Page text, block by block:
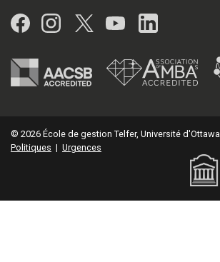
Facebook
Instagram
Twitter
YouTubeLinkedIn
© 2026 École de gestion Telfer, Université d'Ottawa
Politiques | Urgences